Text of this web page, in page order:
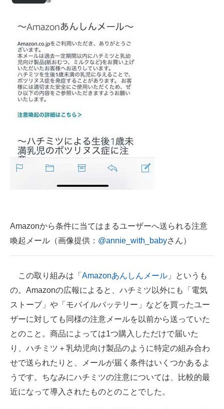
Amazonから条件に当てはまるユーザーへ送られる注意
喚起メール（画像提供： @annie_with_babyさん）
この取り組みは「 Amazonあんしんメール 」というも
の。Amazonの広報によると、ハチミツ以外にも「電気
ストーブ」や「モバイルバッテリー」などを買ったユー
ザーに対しても同様の注意メールを以前から送っていた
とのこと。商品によっては1つ購入しただけで届いた
り、ハチミツ＋乳幼児向け製品のように特定の組み合わ
せで送られたりと、メールが届く条件はいくつかあるよ
うです。ちなみにハチミツの注意については、比較的最
近になって導入されたものとのことでした。